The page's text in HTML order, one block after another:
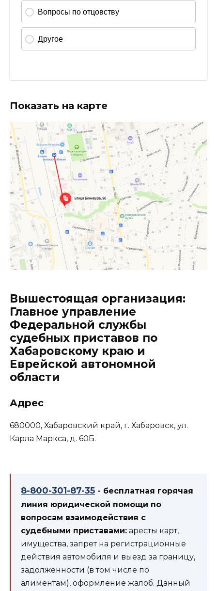
Показать на карте
Вышестоящая организация:
Главное управление
Федеральной службы
судебных приставов по
Хабаровскому краю и
Еврейской автономной
области
Адрес
680000, Хабаровский край, г. Хабаровск, ул.
Карла Маркса, д. 60Б.
8-800-301-87-35 - бесплатная горячая
линия юридической помощи по
вопросам взаимодействия с
судебными приставами: аресты карт,
имущества, запрет на регистрационные
действия автомобиля и выезд за границу,
задолженности (в том числе по
алиментам), оформление жалоб. Данный